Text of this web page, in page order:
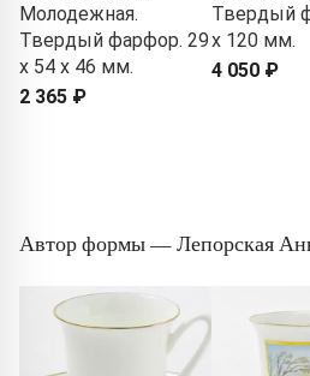
Молодежная.
Твердый фарфор. 29
x 54 x 46 мм.
2 365 ₽
Твердый
x 120 мм.
4 050 ₽
Автор формы — Лепорская